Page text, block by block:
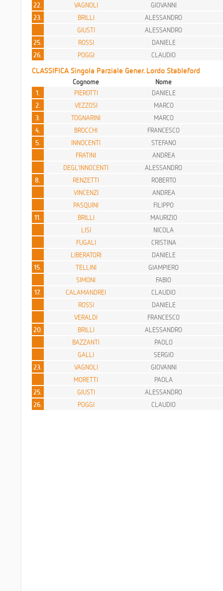
22.
VAGNOLI
GIOVANNI
23.
BRILLI
ALESSANDRO
GIUSTI
ALESSANDRO
25.
ROSSI
DANIELE
26.
POGGI CLAUDIO
CLASSIFICA Singola Parziale Gener. Lordo Stableford
Cognome
Nome
1.
PIEROTTI
DANIELE
2.
VEZZOSI
MARCO
3.
TOGNARINI
MARCO
4.
BROCCHI
FRANCESCO
5.
INNOCENTI
STEFANO
FRATINI
ANDREA
DEGL'INNOCENTI
ALESSANDRO
8.
RENZETTI
ROBERTO
VINCENZI
ANDREA
PASQUINI
FILIPPO
11.
BRILLI
MAURIZIO
LISI
NICOLA
FUGALI
CRISTINA
LIBERATORI
DANIELE
15.
TELLINI
GIAMPIERO
SIMONI
FABIO
17.
CALAMANDREI
CLAUDIO
ROSSI
DANIELE
VERALDI
FRANCESCO
20.
BRILLI
ALESSANDRO
BAZZANTI
PAOLO
GALLI
SERGIO
23.
VAGNOLI
GIOVANNI
MORETTI
PAOLA
25.
GIUSTI
ALESSANDRO
26.
POGGI CLAUDIO